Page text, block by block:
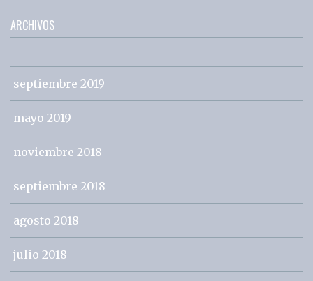
ARCHIVOS
septiembre 2019
mayo 2019
noviembre 2018
septiembre 2018
agosto 2018
julio 2018